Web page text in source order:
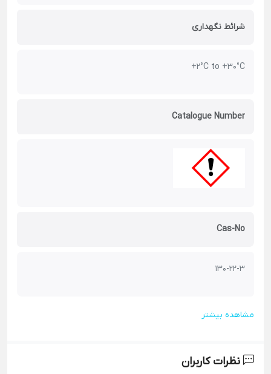
شرائط نگهداری
+2°C to +30°C
Catalogue Number
Cas-No
130-22-3
مشاهده بیشتر
نظرات کاربران